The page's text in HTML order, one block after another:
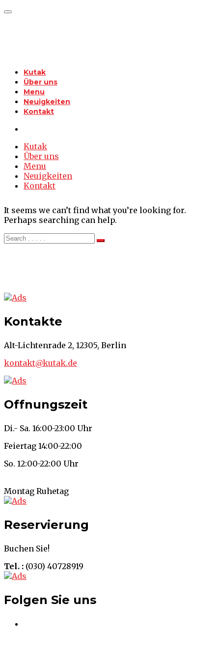
Kutak
Über uns
Menu
Neuigkeiten
Kontakt
Kutak
Über uns
Menu
Neuigkeiten
Kontakt
It seems we can’t find what you’re looking for.
Perhaps searching can help.
Kontakte
Alt-Lichtenrade 2, 12305, Berlin
kontakt@kutak.de
Offnungszeit
Di.- Sa. 16:00-23:00 Uhr
Feiertag 14:00-22:00
So. 12:00-22:00 Uhr
Montag Ruhetag
Reservierung
Buchen Sie!
Tel. : (030) 40728919
Folgen Sie uns